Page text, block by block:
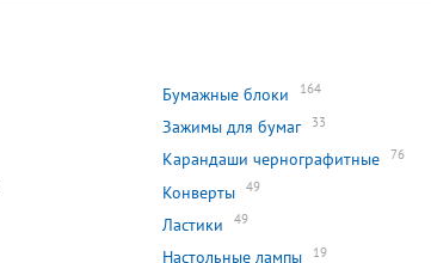
Бумажные блоки 164
Зажимы для бумаг 33
Карандаши чернографитные 76
Конверты 49
Ластики 49
Настольные лампы 19